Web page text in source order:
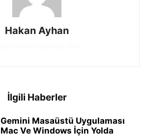
Hakan Ayhan
İlgili Haberler
Gemini Masaüstü Uygulaması
Mac Ve Windows İçin Yolda